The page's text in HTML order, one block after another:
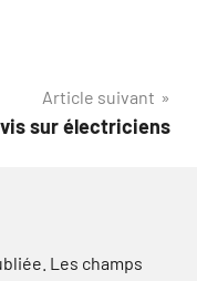
Article suivant
sur électriciens
Les champs